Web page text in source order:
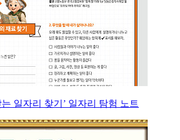
는 일자리 찾기’ 일자리 탐험 노트